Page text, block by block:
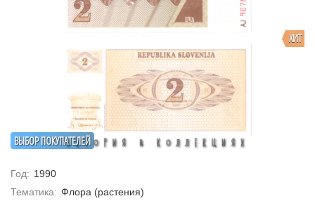
ВЫБОР ПОКУПАТЕЛЕЙ
ХИТ
Год: 1990
Тематика: Флора (растения)